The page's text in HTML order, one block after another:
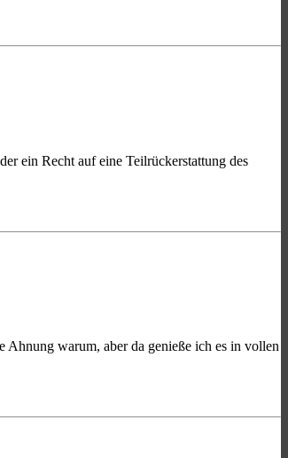
ein Recht auf eine Teilrückerstattung des
warum, aber da genieße ich es in vollen